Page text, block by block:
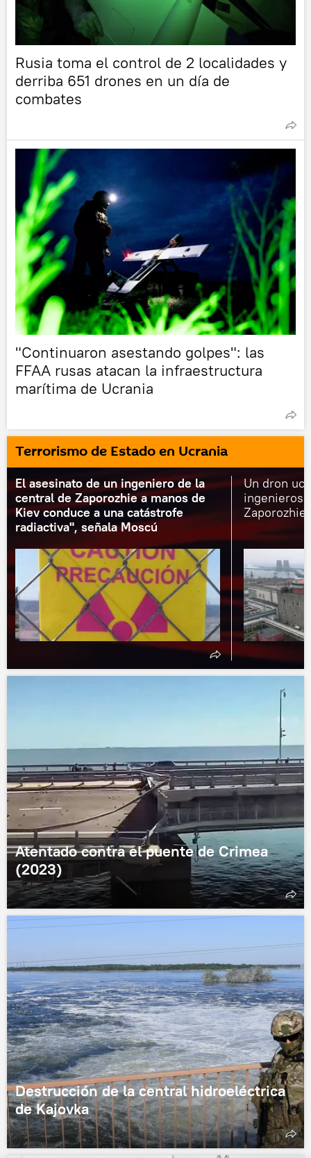
Rusia toma el control de 2 localidades y
derriba 651 drones en un día de
combates
"Continuaron asestando golpes": las
FFAA rusas atacan la infraestructura
marítima de Ucrania
Terrorismo de Estado en Ucrania
El asesinato de un ingeniero de la
central de Zaporozhie a manos de
Kiev conduce a una catástrofe
radiactiva", señala Moscú
Un dron
ingenieros
Zaporozhie
Atentado contra el puente de Crimea
(2023)
Destrucción de la central hidroeléctrica
de Kajovka